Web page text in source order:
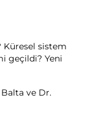
Küresel sistem
geçildi? Yeni
ve Dr.